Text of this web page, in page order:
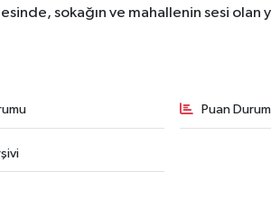
sokağın ve mahallenin sesi olan
Puan